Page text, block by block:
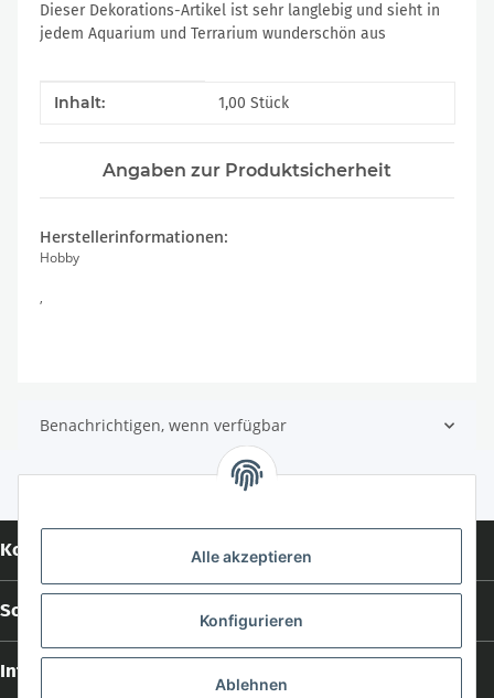
Alle akzeptieren
Konfigurieren
Ablehnen
Dieser Dekorations-Artikel ist sehr langlebig und sieht in
jedem Aquarium und Terrarium wunderschön aus
Produkteigenschaft
Wert
Inhalt: 1,00 Stück
Angaben zur Produktsicherheit
Herstellerinformationen:
Hobby
,
Benachrichtigen, wenn verfügbar
Kontakt
Social Media
Informationen